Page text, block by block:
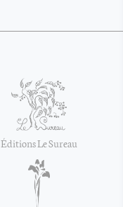
Éditions Le Sureau